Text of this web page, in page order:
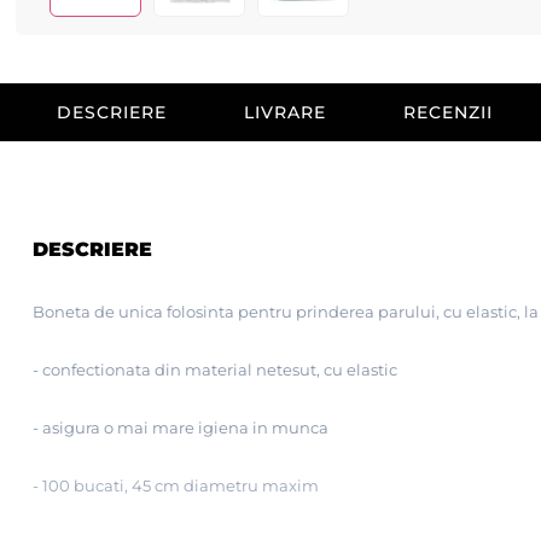
DESCRIERE LIVRARE RECENZII
DESCRIERE
Boneta de unica folosinta pentru prinderea parului, cu elastic, la
- confectionata din material netesut, cu elastic
- asigura o mai mare igiena in munca
- 100 bucati, 45 cm diametru maxim